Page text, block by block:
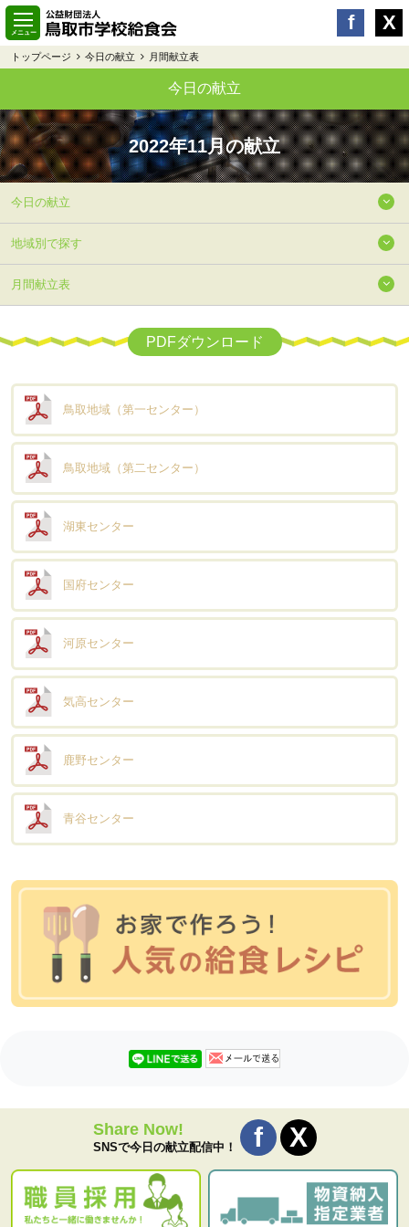
トップページ 今日の献立 月間献立表
今日の献立
2022年11月の献立
今日の献立
地域別で探す
月間献立表
PDFダウンロード
鳥取地域（第一センター）
鳥取地域（第二センター）
湖東センター
国府センター
河原センター
気高センター
鹿野センター
青谷センター
Share Now!
SNSで今日の献立配信中！